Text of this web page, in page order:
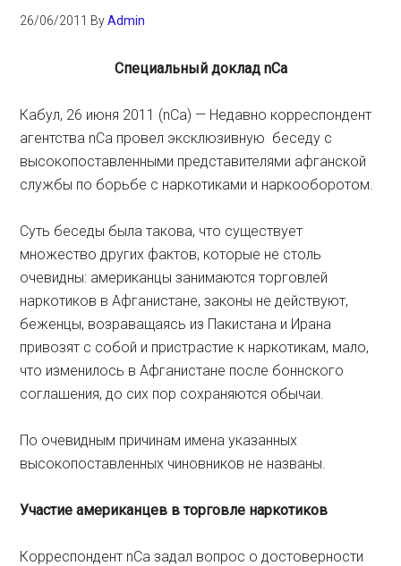
26/06/2011 ByAdmin
Специальный доклад nCa
Кабул, 26 июня 2011 (nCa) — Недавно корреспондент
агентства nCa провел эксклюзивную беседу с
высокопоставленными представителями афганской
службы по борьбе с наркотиками и наркооборотом.
Суть беседы была такова, что существует
множество других фактов, которые не столь
очевидны: американцы занимаются торговлей
наркотиков в Афганистане, законы не действуют,
беженцы, возраващаясь из Пакистана и Ирана
привозят с собой и пристрастие к наркотикам, мало,
что изменилось в Афганистане после боннского
соглашения, до сих пор сохраняются обычаи.
По очевидным причинам имена указанных
высокопоставленных чиновников не названы.
Участиеамериканцев вторговле наркотиков
Корреспондент nCa задал вопрос о достоверности